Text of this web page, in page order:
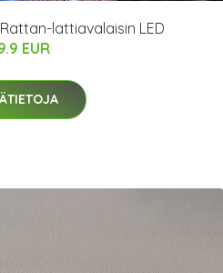
lattiavalaisin LED
EUR